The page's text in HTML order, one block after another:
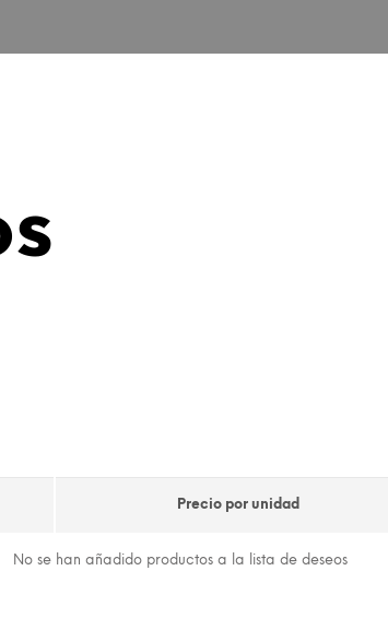
Precio por unidad
No se han añadido productos a la lista de deseos